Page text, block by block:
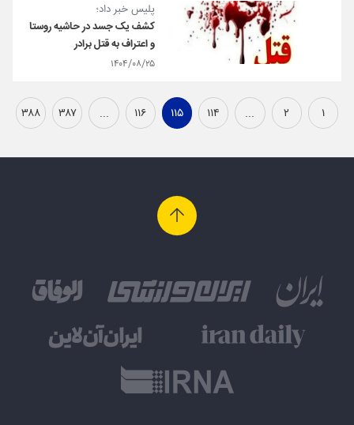
پلیس خبر داد؛
کشف یک جسد در حاشیه روستا
و اعتراف به قتل برادر
۱۴۰۴/۰۸/۲۵
۱ ۲ ... ۱۱۴ ۱۱۵ ۱۱۶ ... ۳۸۷ ۳۸۸